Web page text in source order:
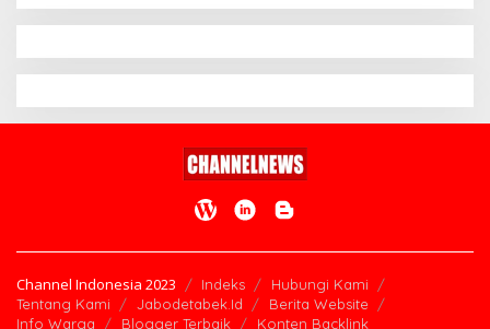
Channel Indonesia 2023 Indeks
Hubungi Kami
Tentang Kami
Jabodetabek.Id
Berita Website
Info Warga
Blogger Terbaik Konten Backlink